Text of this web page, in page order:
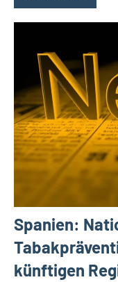
Spanien:
künftigen